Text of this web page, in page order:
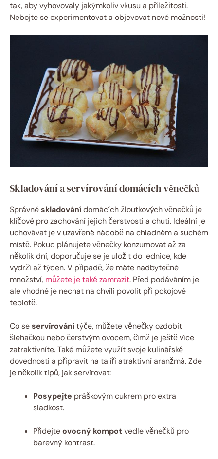
tak, aby vyhovovaly jakýmkoliv vkusu a příležitosti.
Nebojte se experimentovat a objevovat nové možnosti!
Skladování a servírování domácích věnečků
Správnéskladovánídomácích žloutkových věnečků je
klíčové pro zachování jejich čerstvosti a chuti. Ideální je
uchovávat je v uzavřené nádobě na chladném a suchém
místě. Pokud plánujete věnečky konzumovat až za
několik dní, doporučuje se je uložit do lednice, kde
vydrží až týden. V případě, že máte nadbytečné
množství, můžete je také zamrazit. Před podáváním je
ale vhodné je nechat na chvíli povolit při pokojové
teplotě.
Co seservírovánítýče, můžete věnečky ozdobit
šlehačkou nebo čerstvým ovocem, čímž je ještě více
zatraktivníte. Také můžete využít svoje kulinářské
dovednosti a připravit na talíři atraktivní aranžmá. Zde
je několik tipů, jak servírovat:
Posypejte práškovým cukrem pro extra
sladkost.
Přidejteovocný kompotvedle věnečků pro
barevný kontrast.